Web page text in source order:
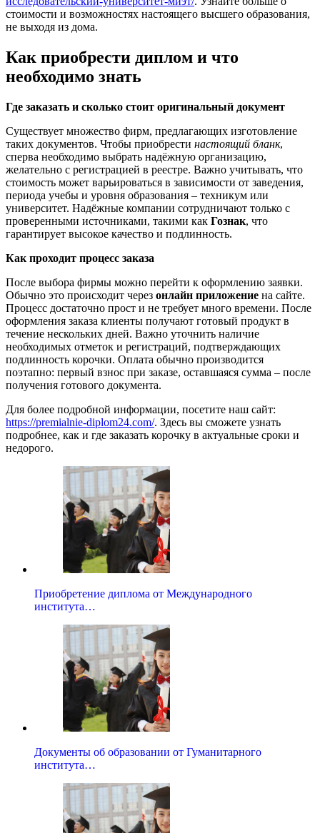
стоимости и возможностях настоящего высшего образования,
не выходя из дома.
Как приобрести диплом и что
необходимо знать
Где заказать и сколько стоит оригинальный документ
Существует множество фирм, предлагающих изготовление
таких документов. Чтобы приобрести настоящий бланк,
сперва необходимо выбрать надёжную организацию,
желательно с регистрацией в реестре. Важно учитывать, что
стоимость может варьироваться в зависимости от заведения,
периода учебы и уровня образования – техникум или
университет. Надёжные компании сотрудничают только с
проверенными источниками, такими как Гознак, что
гарантирует высокое качество и подлинность.
Как проходит процесс заказа
После выбора фирмы можно перейти к оформлению заявки.
Обычно это происходит через онлайн приложение на сайте.
Процесс достаточно прост и не требует много времени. После
оформления заказа клиенты получают готовый продукт в
течение нескольких дней. Важно уточнить наличие
необходимых отметок и регистраций, подтверждающих
подлинность корочки. Оплата обычно производится
поэтапно: первый взнос при заказе, оставшаяся сумма – после
получения готового документа.
Для более подробной информации, посетите наш сайт:
https://premialnie-diplom24.com/. Здесь вы сможете узнать
подробнее, как и где заказать корочку в актуальные сроки и
недорого.
Приобретение диплома от Международного
института…
Документы об образовании от Гуманитарного
института…